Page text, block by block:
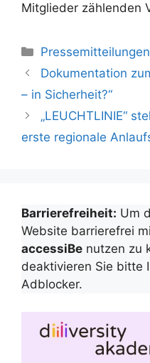
Mitglieder zählenden
Kategorien
Pressemitteilungen
Dokumentation
– in Sicherheit?“
„LEUCHTLINIE“
erste regionale
Barrierefreiheit: Um
Website barrierefrei
accessiBe nutzen zu
deaktivieren Sie bitte
Adblocker.